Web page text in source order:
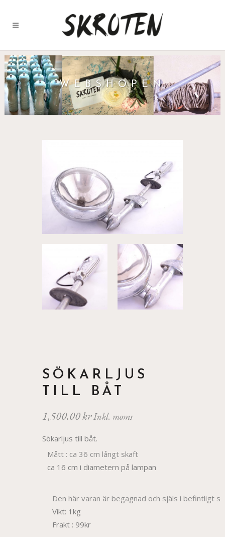
WEBSHOPEN
SÖKARLJUS
TILL BÅT
1,500.00krInkl. moms
Sökarljus till båt.
Mått : ca 36 cm långt skaft
ca 16 cm i diametern på lampan
Den här varan är begagnad och själs i befintligt
Vikt: 1kg
Frakt : 99kr